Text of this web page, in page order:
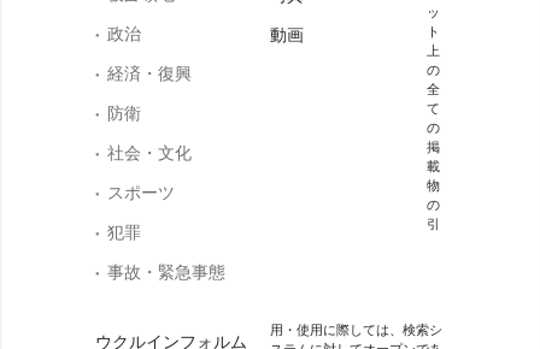
政治
経済・復興
防衛
社会・文化
スポーツ
犯罪
事故・緊急事態
ウクルインフォルム
動画
ッ
ト
上
の
全
て
の
掲
載
物
の
引
用・使用に際しては、検索シ